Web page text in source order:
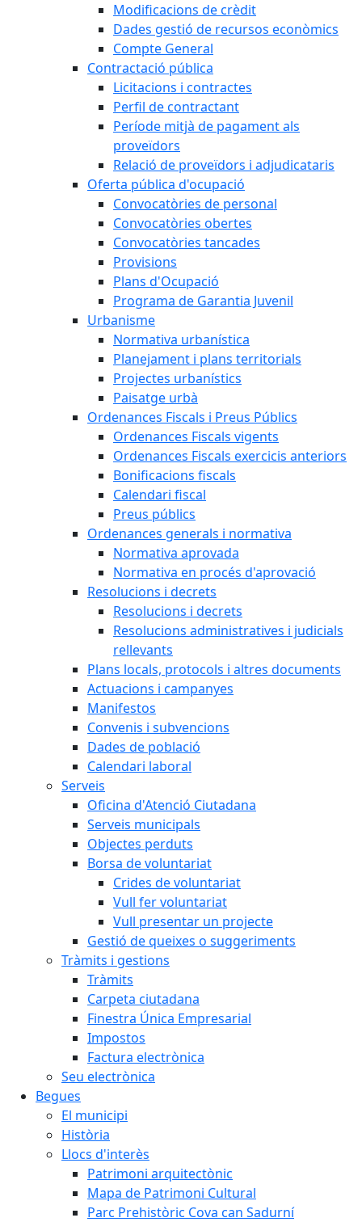
Modificacions de crèdit
Dades gestió de recursos econòmics
Compte General
Contractació pública
Licitacions i contractes
Perfil de contractant
Període mitjà de pagament als
proveïdors
Relació de proveïdors i adjudicataris
Oferta pública d'ocupació
Convocatòries de personal
Convocatòries obertes
Convocatòries tancades
Provisions
Plans d'Ocupació
Programa de Garantia Juvenil
Urbanisme
Normativa urbanística
Planejament i plans territorials
Projectes urbanístics
Paisatge urbà
Ordenances Fiscals i Preus Públics
Ordenances Fiscals vigents
Ordenances Fiscals exercicis anteriors
Bonificacions fiscals
Calendari fiscal
Preus públics
Ordenances generals i normativa
Normativa aprovada
Normativa en procés d'aprovació
Resolucions i decrets
Resolucions i decrets
Resolucions administratives i judicials
rellevants
Plans locals, protocols i altres documents
Actuacions i campanyes
Manifestos
Convenis i subvencions
Dades de població
Calendari laboral
Serveis
Oficina d'Atenció Ciutadana
Serveis municipals
Objectes perduts
Borsa de voluntariat
Crides de voluntariat
Vull fer voluntariat
Vull presentar un projecte
Gestió de queixes o suggeriments
Tràmits i gestions
Tràmits
Carpeta ciutadana
Finestra Única Empresarial
Impostos
Factura electrònica
Seu electrònica
Begues
El municipi
Història
Llocs d'interès
Patrimoni arquitectònic
Mapa de Patrimoni Cultural
Parc Prehistòric Cova can Sadurní